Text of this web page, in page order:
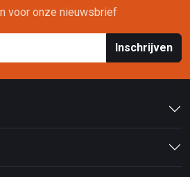
voor onze nieuwsbrief
Inschrijven